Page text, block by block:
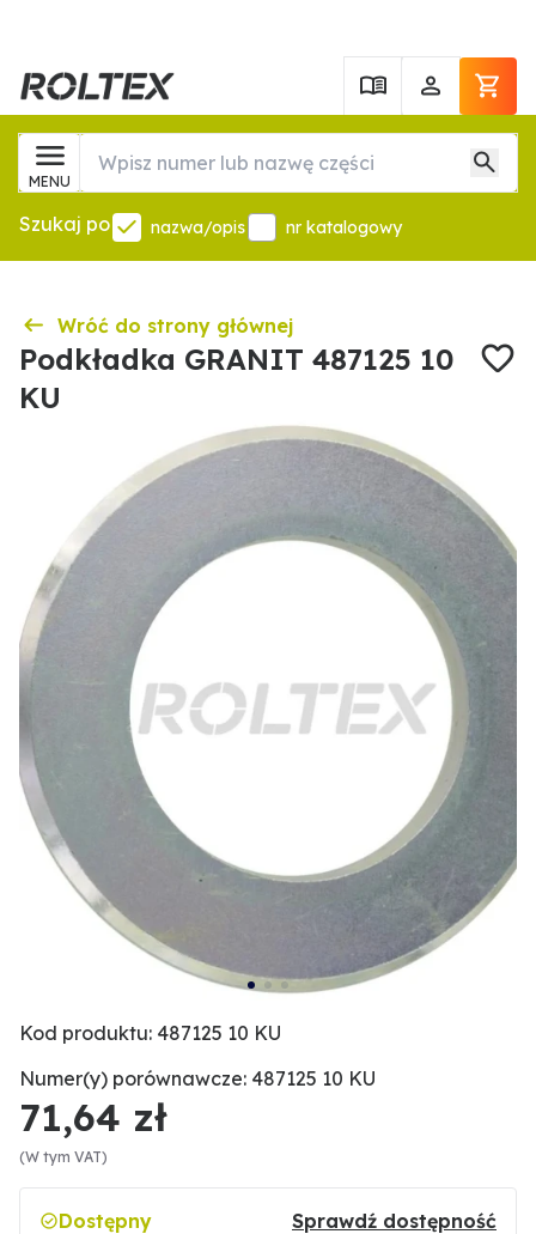
MENU
Szukaj po nazwa/opis nr katalogowy
Wróć do strony głównej
Podkładka GRANIT 487125 10
KU
Kod produktu: 487125 10 KU
Numer(y) porównawcze: 487125 10 KU
71,64 zł
(W tym VAT)
Dostępny Sprawdź dostępność